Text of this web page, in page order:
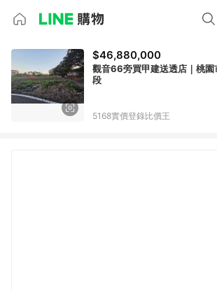
$46,880,000
觀音66旁買甲建送透店｜桃園
段
5168實價登錄比價王